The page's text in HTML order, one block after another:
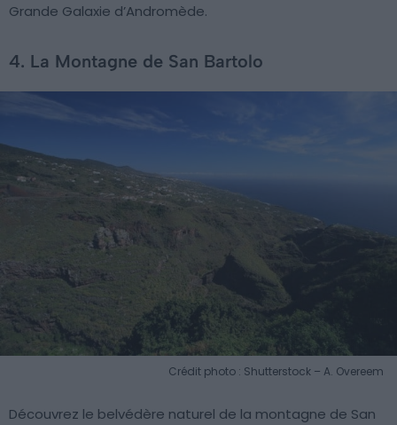
Grande Galaxie d’Andromède.
4. La Montagne de San Bartolo
Crédit photo : Shutterstock – A. Overeem
Découvrez le belvédère naturel de la montagne de San